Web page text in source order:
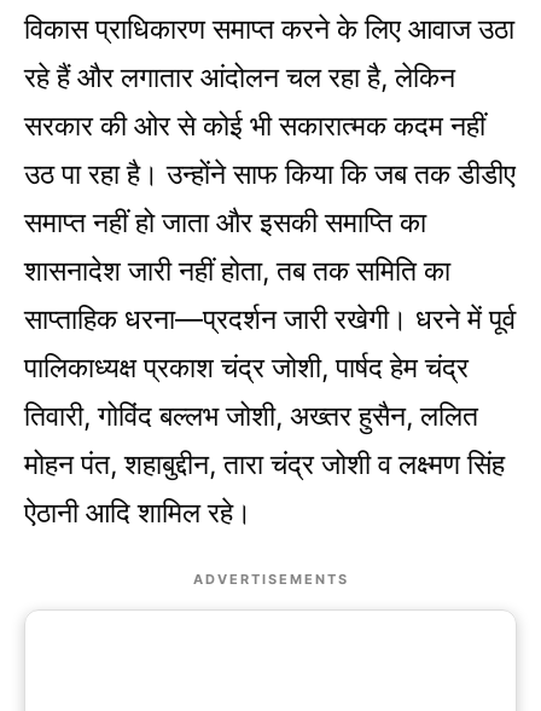
विकास प्राधिकारण समाप्त करने के लिए आवाज उठा
रहे हैं और लगातार आंदोलन चल रहा है, लेकिन
सरकार की ओर से कोई भी सकारात्मक कदम नहीं
उठ पा रहा है। उन्होंने साफ किया कि जब तक डीडीए
समाप्त नहीं हो जाता और इसकी समाप्ति का
शासनादेश जारी नहीं होता, तब तक समिति का
साप्ताहिक धरना—प्रदर्शन जारी रखेगी। धरने में पूर्व
पालिकाध्यक्ष प्रकाश चंद्र जोशी, पार्षद हेम चंद्र
तिवारी, गोविंद बल्लभ जोशी, अख्तर हुसैन, ललित
मोहन पंत, शहाबुद्दीन, तारा चंद्र जोशी व लक्ष्मण सिंह
ऐठानी आदि शामिल रहे।
ADVERTISEMENTS